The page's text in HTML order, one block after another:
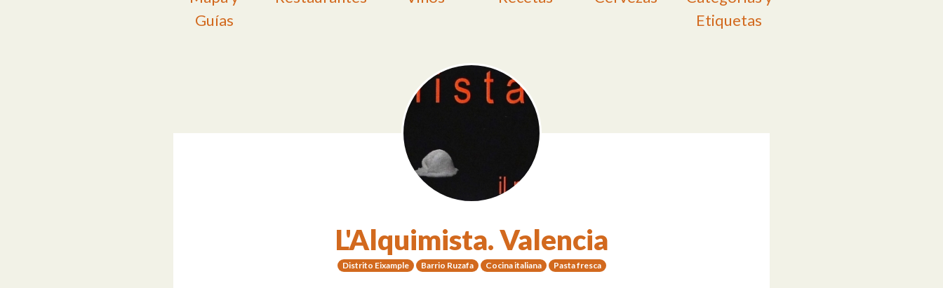
Guías
Etiquetas
L'Alquimista. Valencia
Distrito Eixample Barrio Ruzafa Cocina italiana Pasta fresca